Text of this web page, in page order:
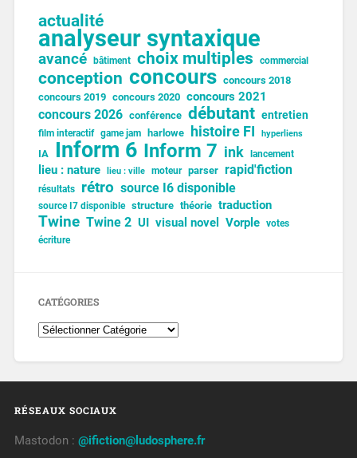
actualité
analyseur syntaxique
avancé bâtiment choix multiples commercial
conception concours concours 2018
concours 2019 concours 2020 concours 2021
concours 2026 conférence débutant entretien
film interactif game jam harlowe histoire FI hyperliens
IA Inform 6 Inform 7 ink lancement
lieu : nature lieu : ville moteur parser rapid'fiction
résultats rétro source I6 disponible
source I7 disponible structure théorie traduction
Twine Twine 2 UI visual novel Vorple votes
écriture
CATÉGORIES
RÉSEAUX SOCIAUX
Mastodon : @ifiction@ludosphere.fr